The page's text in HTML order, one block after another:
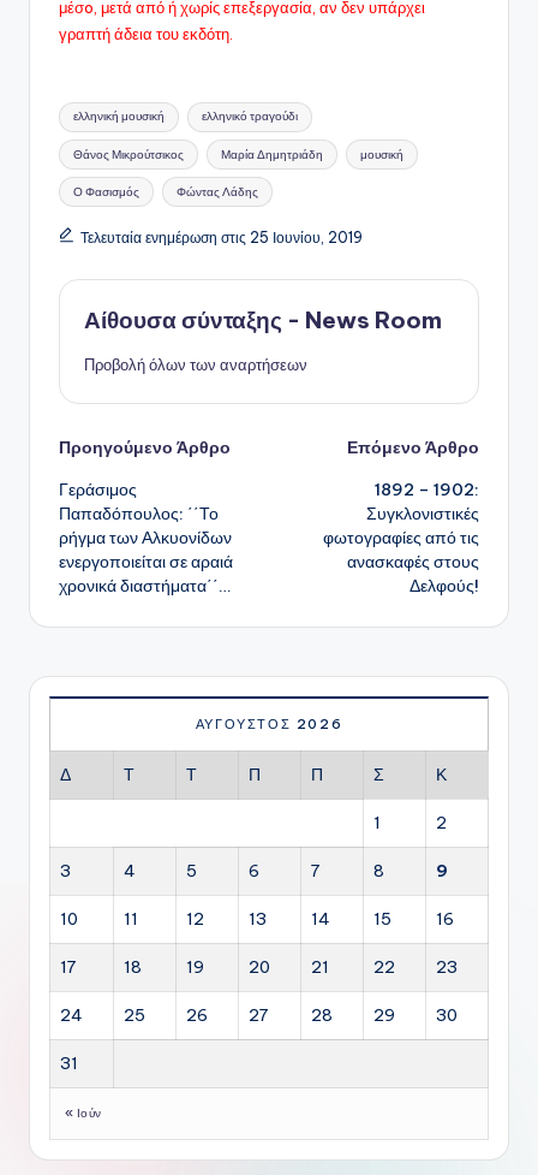
μέσo, μετά από ή χωρίς επεξεργασία, αν δεν υπάρχει
γραπτή άδεια του εκδότη.
Ετικέτες:
ελληνική μουσική ελληνικό τραγούδι
Θάνος Μικρούτσικος Μαρία Δημητριάδη μουσική
Ο Φασισμός Φώντας Λάδης
Τελευταία ενημέρωση στις 25 Ιουνίου, 2019
Αίθουσα σύνταξης - News Room
Προβολή όλων των αναρτήσεων
Πλοήγηση
δημοσιεύσεων
Προηγούμενο Άρθρο
Γεράσιμος
Παπαδόπουλος: ΄΄Το
ρήγμα των Αλκυονίδων
ενεργοποιείται σε αραιά
χρονικά διαστήματα΄΄…
Επόμενο Άρθρο
1892 – 1902:
Συγκλονιστικές
φωτογραφίες από τις
ανασκαφές στους
Δελφούς!
ΑΎΓΟΥΣΤΟΣ 2026
Δ Τ Τ Π Π Σ Κ
1 2
3 4 5 6 7 8 9
10 11 12 13 14 15 16
17 18 19 20 21 22 23
24 25 26 27 28 29 30
31
« Ιούν